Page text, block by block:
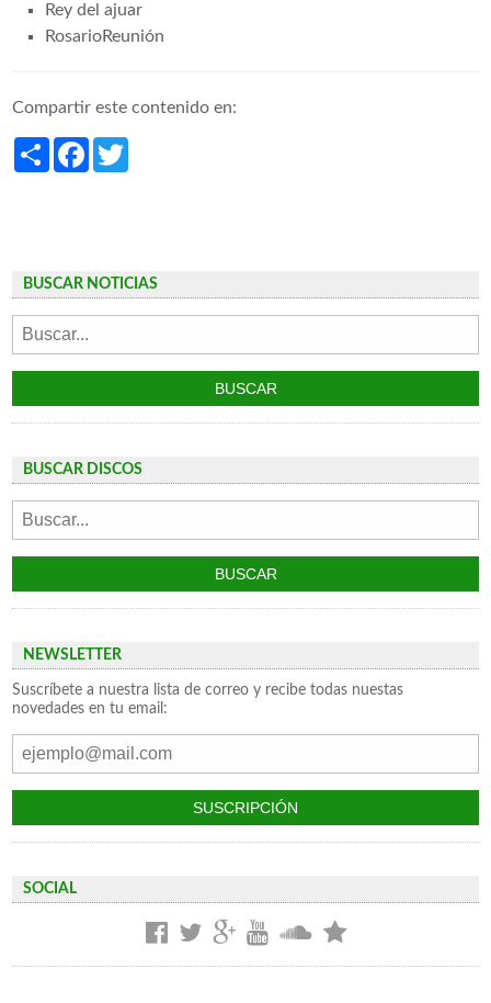
Rey del ajuar
RosarioReunión
Compartir este contenido en:
ShareFacebook
BUSCAR NOTICIAS
BUSCAR DISCOS
NEWSLETTER
Suscríbete a nuestra lista de correo y recibe todas nuestas
novedades en tu email:
SOCIAL